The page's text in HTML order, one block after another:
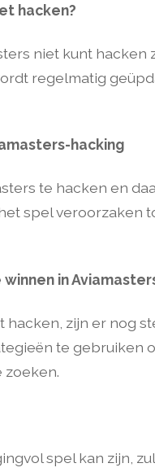
hacken?
niet kunt
regelmatig
hacking
te hacken en
spel veroorzaken
in
hacken, zijn er nog
te gebruiken
zoeken.
spel kan zijn,